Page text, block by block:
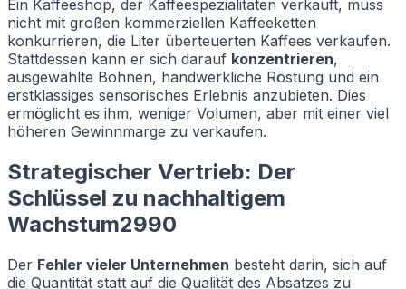
Ein Kaffeeshop, der Kaffeespezialitäten verkauft, muss
nicht mit großen kommerziellen Kaffeeketten
konkurrieren, die Liter überteuerten Kaffees verkaufen.
Stattdessen kann er sich darauf konzentrieren,
ausgewählte Bohnen, handwerkliche Röstung und ein
erstklassiges sensorisches Erlebnis anzubieten. Dies
ermöglicht es ihm, weniger Volumen, aber mit einer viel
höheren Gewinnmarge zu verkaufen.
Strategischer Vertrieb: Der
Schlüssel zu nachhaltigem
Wachstum2990
Der Fehler vieler Unternehmen besteht darin, sich auf
die Quantität statt auf die Qualität des Absatzes zu